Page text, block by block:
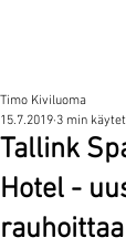
Tallink
Hotel -
rauhoittaa
Timo Kiviluoma
15.7.2019 3 min